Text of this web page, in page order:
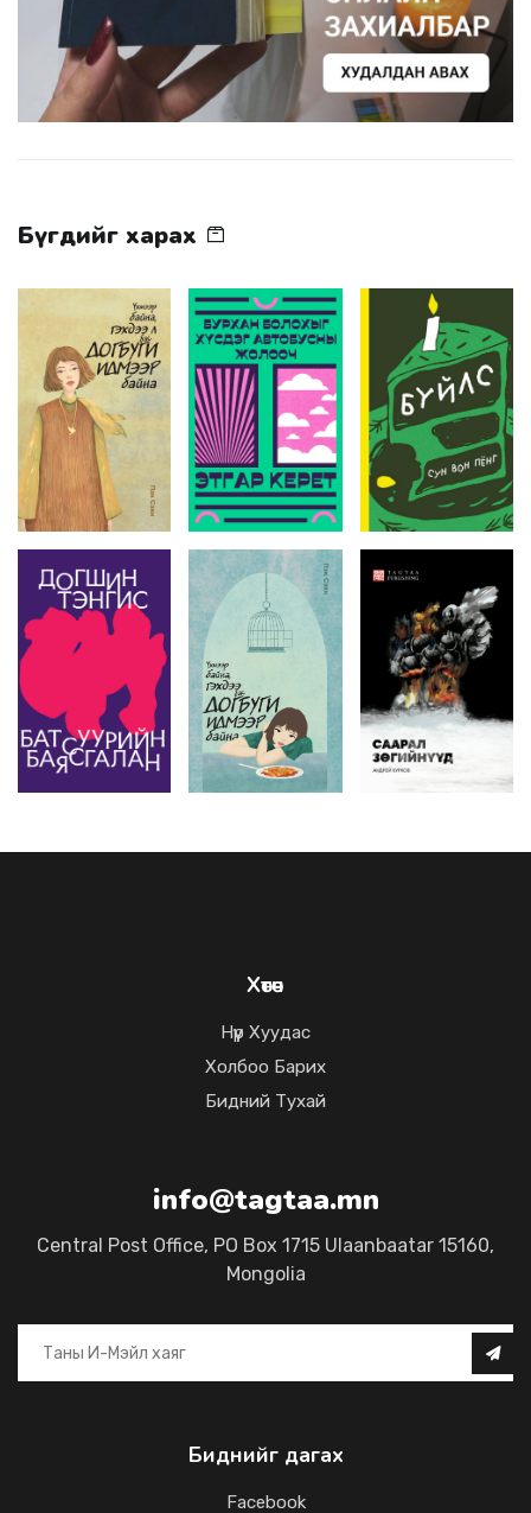
Бүгдийг харах
Хөтөч
Нүүр Хуудас
Холбоо Барих
Бидний Тухай
info@tagtaa.mn
Central Post Office, PO Box 1715 Ulaanbaatar 15160,
Mongolia
Биднийг дагах
Facebook